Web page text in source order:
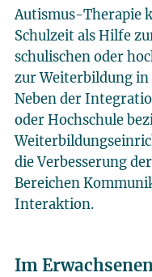
Autismus-Therapie
Schulzeit als Hilfe
schulischen oder
zur Weiterbildung
Neben der
oder Hochschule
die Verbesserung
Bereichen
Interaktion.
Im